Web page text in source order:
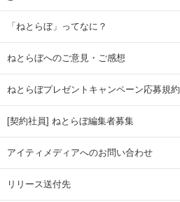
「ねとらぼ」ってなに？
ねとらぼへのご意見・ご感想
ねとらぼプレゼントキャンペーン応募規約
[契約社員] ねとらぼ編集者募集
アイティメディアへのお問い合わせ
リリース送付先